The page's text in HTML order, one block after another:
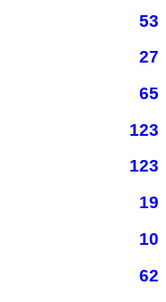
53
27
65
123
123
19
10
62